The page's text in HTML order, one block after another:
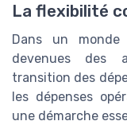
La flexibilité
Dans un
devenues des
transition des
les dépenses
une démarche